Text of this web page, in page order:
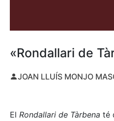
«Rondallari de
JOAN LLUÍS MONJO
El Rondallari de Tàrbena té